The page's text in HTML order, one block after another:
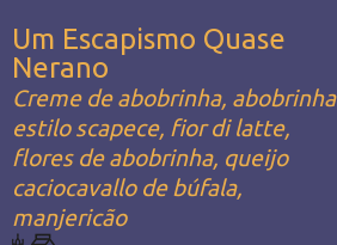
Um Escapismo Quase
Nerano
Creme de abobrinha, abobrinha
estilo scapece, fior di latte,
flores de abobrinha, queijo
caciocavallo de búfala,
manjericão